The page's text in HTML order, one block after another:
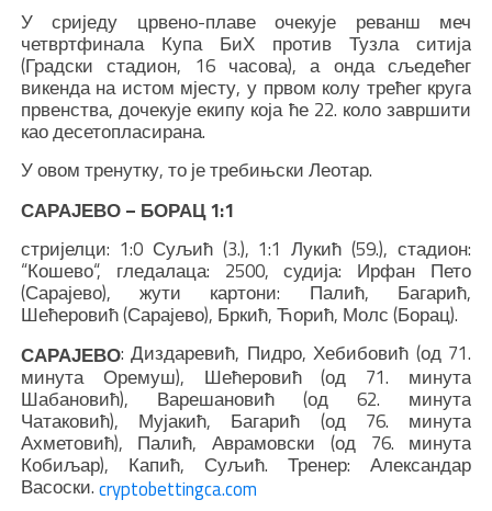
У сриједу црвено-плаве очекује реванш меч
четвртфинала Купа БиХ против Тузла ситија
(Градски стадион, 16 часова), а онда сљедећег
викенда на истом мјесту, у првом колу трећег круга
првенства, дочекује екипу која ће 22. коло завршити
као десетопласирана.
У овом тренутку, то је требињски Леотар.
САРАЈЕВО – БОРАЦ 1:1
стријелци: 1:0 Суљић (3.), 1:1 Лукић (59.), стадион:
“Кошево“, гледалаца: 2500, судија: Ирфан Пето
(Сарајево), жути картони: Палић, Багарић,
Шећеровић (Сарајево), Бркић, Ћорић, Молс (Борац).
САРАЈЕВО: Диздаревић, Пидро, Хебибовић (од 71.
минута Оремуш), Шећеровић (од 71. минута
Шабановић), Варешановић (од 62. минута
Чатаковић), Мујакић, Багарић (од 76. минута
Ахметовић), Палић, Аврамовски (од 76. минута
Кобиљар), Капић, Суљић. Тренер: Александар
Васоски.cryptobettingca.com